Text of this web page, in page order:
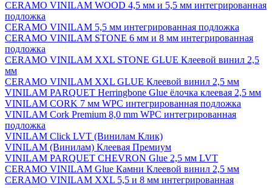
CERAMO VINILAM WOOD 4,5 мм и 5,5 мм интегрированная
подложка
CERAMO VINILAM 5,5 мм интегрированная подложка
CERAMO VINILAM STONE 6 мм и 8 мм интегрированная
подложка
CERAMO VINILAM XXL STONE GLUE Клеевой винил 2,5
мм
CERAMO VINILAM XXL GLUE Клеевой винил 2,5 мм
VINILAM PARQUET Herringbone Glue ёлочка клеевая 2,5 мм
VINILAM CORK 7 мм WPC интегрированная подложка
VINILAM Cork Premium 8,0 mm WPC интегрированная
подложка
VINILAM Click LVT (Винилам Клик)
VINILAM (Винилам) Клеевая Премиум
VINILAM PARQUET CHEVRON Glue 2,5 мм LVT
CERAMO VINILAM Glue Камни Клеевой винил 2,5 мм
CERAMO VINILAM XXL 5,5 и 8 мм интегрированная